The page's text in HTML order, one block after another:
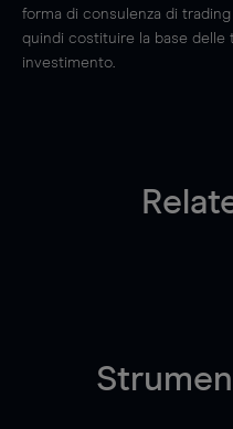
forma di consulenza di
quindi costituire la base delle
investimento.